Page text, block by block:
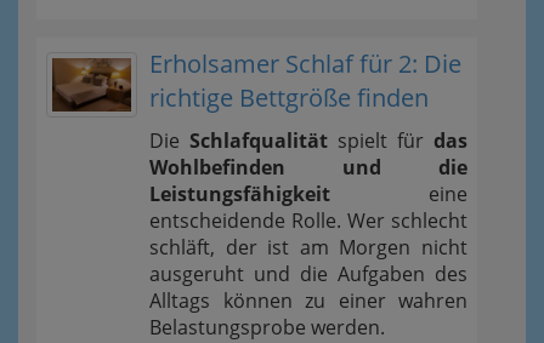
Erholsamer Schlaf für 2: Die
richtige Bettgröße finden
Die Schlafqualität spielt für das
Wohlbefinden und die
Leistungsfähigkeit eine
entscheidende Rolle. Wer schlecht
schläft, der ist am Morgen nicht
ausgeruht und die Aufgaben des
Alltags können zu einer wahren
Belastungsprobe werden.